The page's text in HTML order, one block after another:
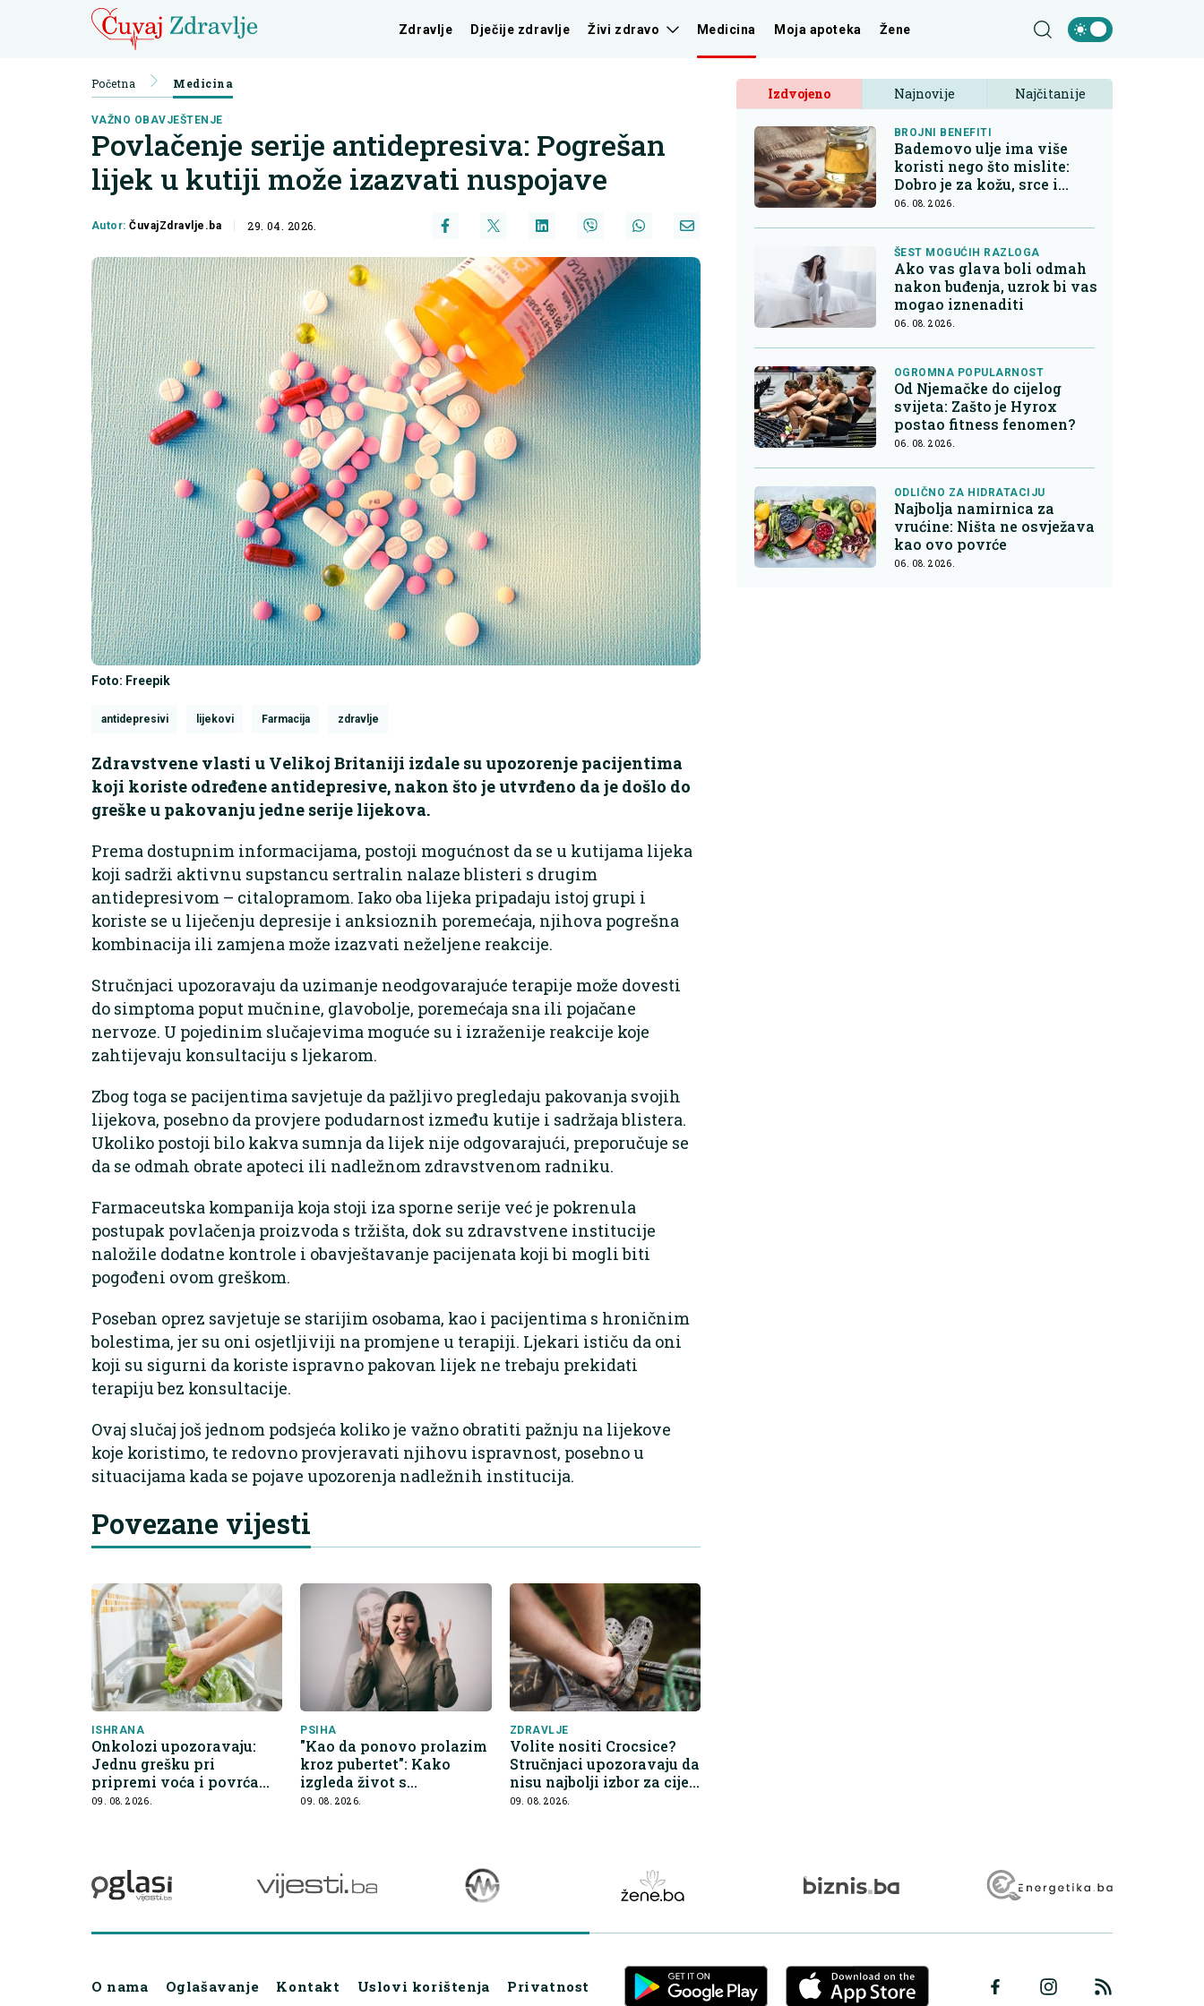
Zdravlje Dječije zdravlje Živi zdravo Medicina Moja apoteka Žene
Početna Medicina
VAŽNO OBAVJEŠTENJE
Povlačenje serije antidepresiva: Pogrešan
lijek u kutiji može izazvati nuspojave
Autor:ČuvajZdravlje.ba 29. 04. 2026.
Foto: Freepik
antidepresivi lijekovi Farmacija zdravlje
Zdravstvene vlasti u Velikoj Britaniji izdale su upozorenje pacijentima
koji koriste određene antidepresive, nakon što je utvrđeno da je došlo do
greške u pakovanju jedne serije lijekova.
Prema dostupnim informacijama, postoji mogućnost da se u kutijama lijeka
koji sadrži aktivnu supstancu sertralin nalaze blisteri s drugim
antidepresivom – citalopramom. Iako oba lijeka pripadaju istoj grupi i
koriste se u liječenju depresije i anksioznih poremećaja, njihova pogrešna
kombinacija ili zamjena može izazvati neželjene reakcije.
Stručnjaci upozoravaju da uzimanje neodgovarajuće terapije može dovesti
do simptoma poput mučnine, glavobolje, poremećaja sna ili pojačane
nervoze. U pojedinim slučajevima moguće su i izraženije reakcije koje
zahtijevaju konsultaciju s ljekarom.
Zbog toga se pacijentima savjetuje da pažljivo pregledaju pakovanja svojih
lijekova, posebno da provjere podudarnost između kutije i sadržaja blistera.
Ukoliko postoji bilo kakva sumnja da lijek nije odgovarajući, preporučuje se
da se odmah obrate apoteci ili nadležnom zdravstvenom radniku.
Farmaceutska kompanija koja stoji iza sporne serije već je pokrenula
postupak povlačenja proizvoda s tržišta, dok su zdravstvene institucije
naložile dodatne kontrole i obavještavanje pacijenata koji bi mogli biti
pogođeni ovom greškom.
Poseban oprez savjetuje se starijim osobama, kao i pacijentima s hroničnim
bolestima, jer su oni osjetljiviji na promjene u terapiji. Ljekari ističu da oni
koji su sigurni da koriste ispravno pakovan lijek ne trebaju prekidati
terapiju bez konsultacije.
Ovaj slučaj još jednom podsjeća koliko je važno obratiti pažnju na lijekove
koje koristimo, te redovno provjeravati njihovu ispravnost, posebno u
situacijama kada se pojave upozorenja nadležnih institucija.
Povezane vijesti
ISHRANA
Onkolozi upozoravaju:
Jednu grešku pri
pripremi voća i povrća
mnogi prave svaki dan
09. 08. 2026.
PSIHA
"Kao da ponovo prolazim
kroz pubertet": Kako
izgleda život s
bipolarnim poremećajem
09. 08. 2026.
ZDRAVLJE
Volite nositi Crocsice?
Stručnjaci upozoravaju da
nisu najbolji izbor za cijeli
dan
09. 08. 2026.
Izdvojeno Najnovije Najčitanije
BROJNI BENEFITI
Bademovo ulje ima više
koristi nego što mislite:
Dobro je za kožu, srce i
kontrolu apetita
06. 08. 2026.
ŠEST MOGUĆIH RAZLOGA
Ako vas glava boli odmah
nakon buđenja, uzrok bi vas
mogao iznenaditi
06. 08. 2026.
OGROMNA POPULARNOST
Od Njemačke do cijelog
svijeta: Zašto je Hyrox
postao fitness fenomen?
06. 08. 2026.
ODLIČNO ZA HIDRATACIJU
Najbolja namirnica za
vrućine: Ništa ne osvježava
kao ovo povrće
06. 08. 2026.
O nama Oglašavanje Kontakt Uslovi korištenja Privatnost